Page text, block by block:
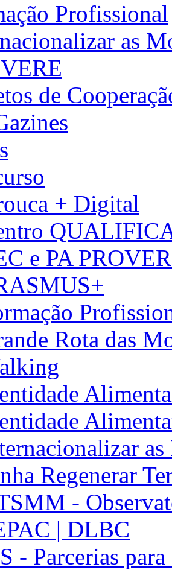
Profissional
as
de
+ Digital
e PA
Rota das
Regenerar
-
| DLBC
- Parcerias